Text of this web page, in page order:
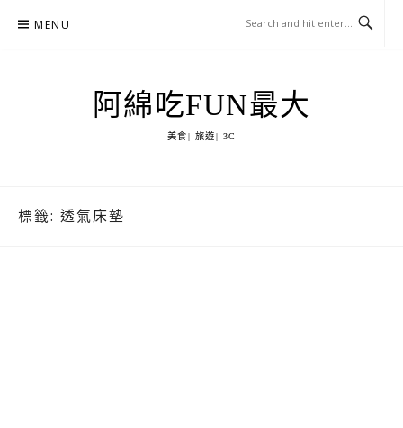
MENU
阿綿吃FUN最大
美食| 旅遊| 3C
標籤: 透氣床墊